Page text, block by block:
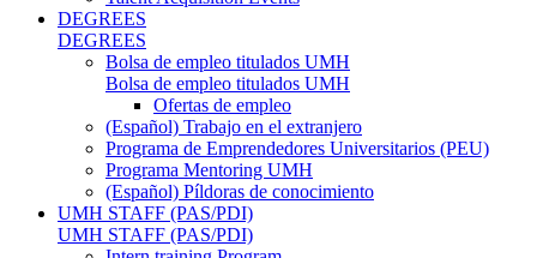
DEGREES
DEGREES
Bolsa de empleo titulados UMH
Bolsa de empleo titulados UMH
Ofertas de empleo
(Español) Trabajo en el extranjero
Programa de Emprendedores Universitarios (PEU)
Programa Mentoring UMH
(Español) Píldoras de conocimiento
UMH STAFF (PAS/PDI)
UMH STAFF (PAS/PDI)